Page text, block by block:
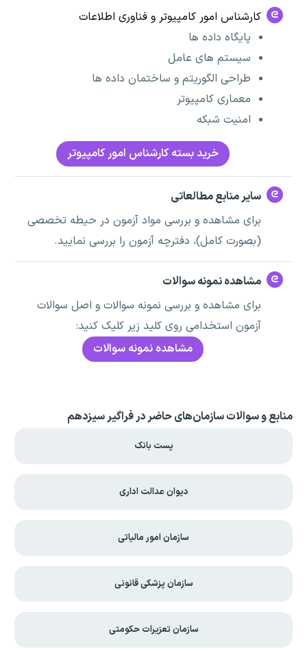
کارشناس امور کامپیوتر و فناوری اطلاعات
پایگاه داده ها
سیستم های عامل
طراحی الگوریتم و ساختمان داده ها
معماری کامپیوتر
امنیت شبکه
خرید بسته کارشناس امور کامپیوتر
سایر منابع مطالعاتی
برای مشاهده و بررسی مواد آزمون در حیطه تخصصی
(بصورت کامل)، دفترچه آزمون را بررسی نمایید.
مشاهده نمونه سوالات
برای مشاهده و بررسی نمونه سوالات و اصل سوالات
آزمون استخدامی روی کلید زیر کلیک کنید:
مشاهده نمونه سوالات
منابع و سوالات سازمان‌های حاضر در فراگیر سیزدهم
پست بانک
دیوان عدالت اداری
سازمان امور مالیاتی
سازمان پزشکی قانونی
سازمان تعزیرات حکومتی